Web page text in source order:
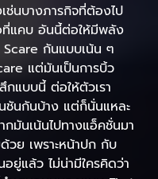
ช่นบางภารกิจที่ต้องไป
แคบ อันนี้ต่อให้มีพลัง
กันแบบเน้น ๆ
แต่มันเป็นการบิ้ว
กแบบนี้ ต่อให้ตัวเรา
ชันกันบ้าง แต่ก็นั่นแหละ
กมันเน้นไปทางแอ็คชั่นมา
วย เพราะหน้าปก กับ
ยู่แล้ว ไม่น่ามีใครคิดว่า